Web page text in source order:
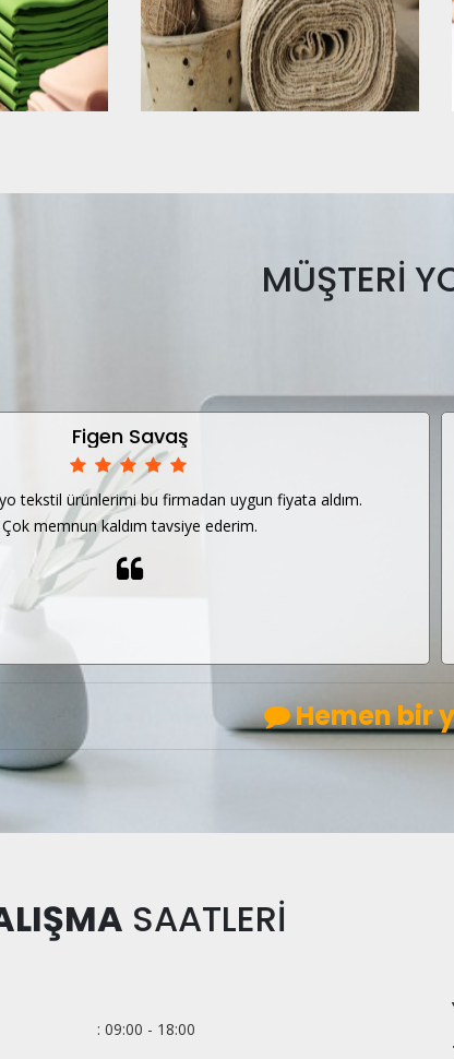
MÜŞTERİ
Figen Savaş
tekstil ürünlerimi bu firmadan uygun fiyata aldım.
Çok memnun kaldım tavsiye ederim.
Hemen bir
SAATLERİ
: 09:00 - 18:00